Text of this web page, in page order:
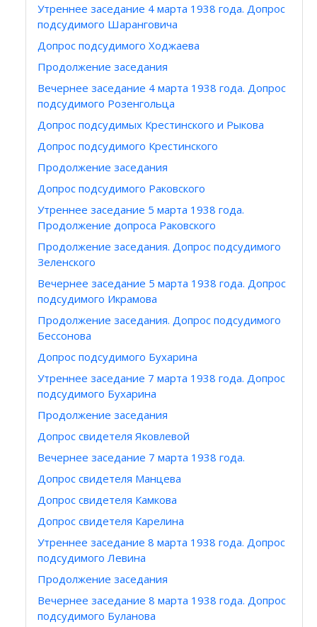
Утреннее заседание 4 марта 1938 года. Допрос
подсудимого Шаранговича
Допрос подсудимого Ходжаева
Продолжение заседания
Вечернее заседание 4 марта 1938 года. Допрос
подсудимого Розенгольца
Допрос подсудимых Крестинского и Рыкова
Допрос подсудимого Крестинского
Продолжение заседания
Допрос подсудимого Раковского
Утреннее заседание 5 марта 1938 года.
Продолжение допроса Раковского
Продолжение заседания. Допрос подсудимого
Зеленского
Вечернее заседание 5 марта 1938 года. Допрос
подсудимого Икрамова
Продолжение заседания. Допрос подсудимого
Бессонова
Допрос подсудимого Бухарина
Утреннее заседание 7 марта 1938 года. Допрос
подсудимого Бухарина
Продолжение заседания
Допрос свидетеля Яковлевой
Вечернее заседание 7 марта 1938 года.
Допрос свидетеля Манцева
Допрос свидетеля Камкова
Допрос свидетеля Карелина
Утреннее заседание 8 марта 1938 года. Допрос
подсудимого Левина
Продолжение заседания
Вечернее заседание 8 марта 1938 года. Допрос
подсудимого Буланова